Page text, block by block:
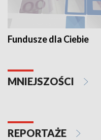
Fundusze dla Ciebie
MNIEJSZOŚCI
REPORTAŻE